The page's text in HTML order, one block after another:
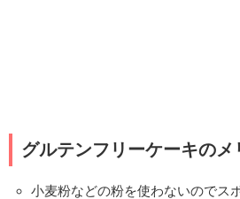
グルテンフリーケーキのメ
小麦粉などの粉を使わないのでス